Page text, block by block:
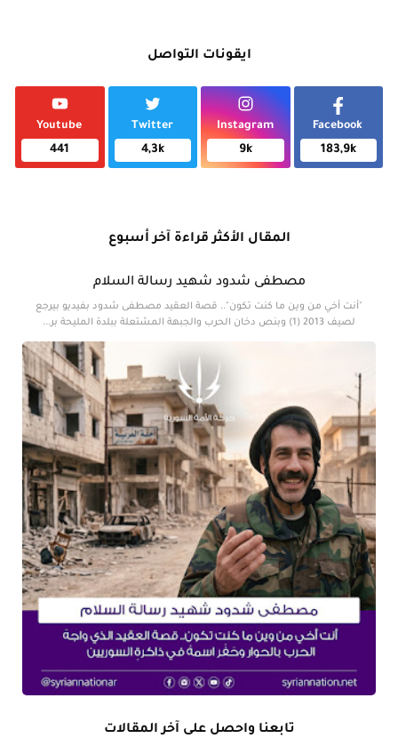
ايقونات التواصل
Facebook
183,9k
Instagram
9k
Twitter
4,3k
Youtube
441
المقال الأكثر قراءة آخر أسبوع
مصطفى شدود شهيد رسالة السلام
"أنت أخي من وين ما كنت تكون".. قصة العقيد مصطفى شدود بفيديو بيرجع
لصيف 2013 (1) وبنص دخان الحرب والجبهة المشتعلة ببلدة المليحة بر...
تابعنا واحصل على آخر المقالات